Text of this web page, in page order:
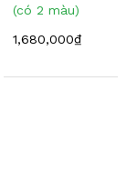
(có 2 màu)
1,680,000₫